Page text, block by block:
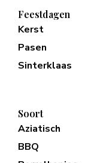
Feestdagen
Kerst
Pasen
Sinterklaas
Soort
Aziatisch
BBQ